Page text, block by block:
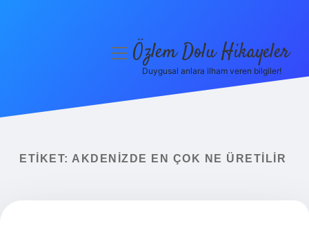
Yasal Uyarı
menüyüÖzlem Dolu Hikayeler
Duygusal anlara ilham veren bilgiler!
ETIKET: AKDENIZDE EN ÇOK NE ÜRETILIR